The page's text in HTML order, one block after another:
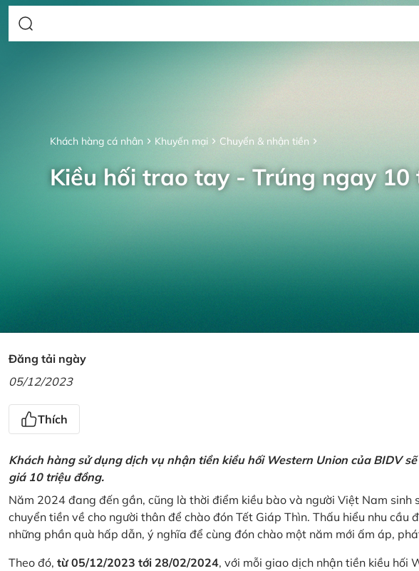
Khách hàng cá nhân Khuyến mại Chuyển & nhận tiền
Kiều hối trao tay - Trúng ngay 10
Đăng tải ngày
05/12/2023
Thích
Khách hàng sử dụng dịch vụ nhận tiền kiều hối Western Union của BIDV
giá 10 triệu đồng.
Năm 2024 đang đến gần, cũng là thời điểm kiều bào và người Việt Nam sinh
chuyển tiền về cho người thân để chào đón Tết Giáp Thìn. Thấu hiểu nhu cầu
những phần quà hấp dẫn, ý nghĩa để cùng đón chào một năm mới ấm áp,
Theo đó, từ 05/12/2023 tới 28/02/2024, với mỗi giao dịch nhận tiền kiều hối